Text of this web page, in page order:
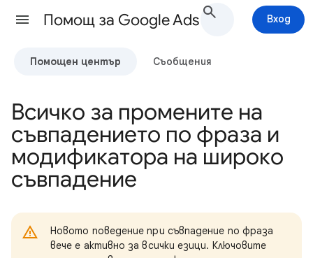
Помощ за Google Ads Вход
Помощен център Съобщения
Всичко за промените на
съвпадението по фраза и
модификатора на широко
съвпадение
Новото поведение при съвпадение по фраза
вече е активно за всички езици. Ключовите